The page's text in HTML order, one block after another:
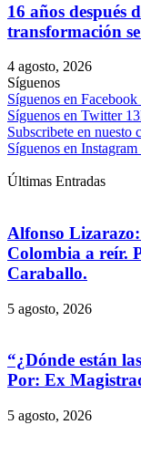
16 años después
transformación
4 agosto, 2026
Síguenos
Síguenos en Facebook
Síguenos en Twitter
Subscribete en nuesto
Síguenos en Instagram
Últimas Entradas
Alfonso Lizarazo:
Colombia a reír.
Caraballo.
5 agosto, 2026
“¿Dónde están
Por: Ex
5 agosto, 2026